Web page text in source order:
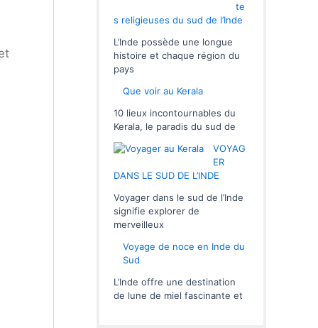
te
s religieuses du sud de l’Inde
L’Inde possède une longue
histoire et chaque région du
pays
Que voir au Kerala
10 lieux incontournables du
Kerala, le paradis du sud de
VOYAG
ER
DANS LE SUD DE L’INDE
Voyager dans le sud de l’Inde
signifie explorer de
merveilleux
Voyage de noce en Inde du
Sud
L’Inde offre une destination
de lune de miel fascinante et